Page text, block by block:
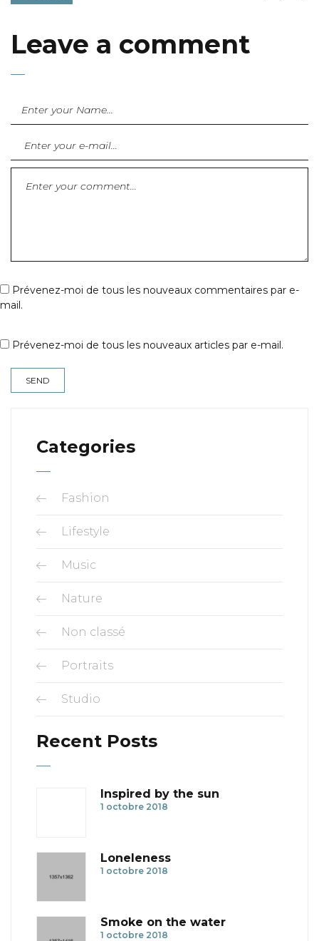
Leave a comment
Prévenez-moi de tous les nouveaux commentaires par e-
mail.
Prévenez-moi de tous les nouveaux articles par e-mail.
Categories
Fashion
Lifestyle
Music
Nature
Non classé
Portraits
Studio
Recent Posts
Inspired by the sun
1 octobre 2018
Loneleness
1 octobre 2018
Smoke on the water
1 octobre 2018